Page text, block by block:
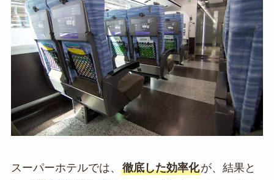
スーパーホテルでは、 徹底した効率化が、結果と